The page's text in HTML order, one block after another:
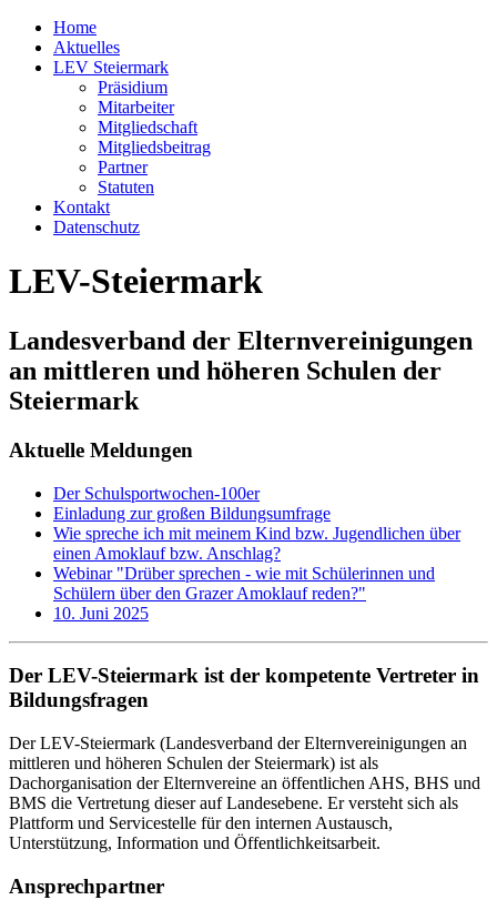
Home
Aktuelles
LEV Steiermark
Präsidium
Mitarbeiter
Mitgliedschaft
Mitgliedsbeitrag
Partner
Statuten
Kontakt
Datenschutz
LEV-Steiermark
Landesverband der Elternvereinigungen
an mittleren und höheren Schulen der
Steiermark
Aktuelle Meldungen
Der Schulsportwochen-100er
Einladung zur großen Bildungsumfrage
Wie spreche ich mit meinem Kind bzw. Jugendlichen über
einen Amoklauf bzw. Anschlag?
Webinar "Drüber sprechen - wie mit Schülerinnen und
Schülern über den Grazer Amoklauf reden?"
10. Juni 2025
Der LEV-Steiermark ist der kompetente Vertreter in
Bildungsfragen
Der LEV-Steiermark (Landesverband der Elternvereinigungen an
mittleren und höheren Schulen der Steiermark) ist als
Dachorganisation der Elternvereine an öffentlichen AHS, BHS und
BMS die Vertretung dieser auf Landesebene. Er versteht sich als
Plattform und Servicestelle für den internen Austausch,
Unterstützung, Information und Öffentlichkeitsarbeit.
Ansprechpartner